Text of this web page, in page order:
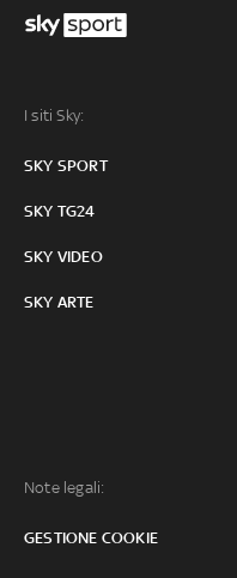
I siti Sky:
SKY SPORT
SKY TG24
SKY VIDEO
SKY ARTE
Note legali:
GESTIONE COOKIE